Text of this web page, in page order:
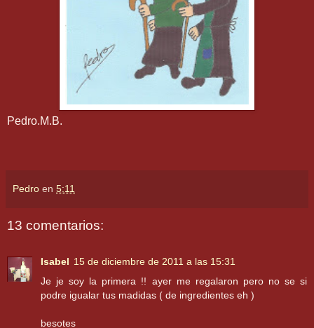
Pedro.M.B.
Pedro en 5:11
13 comentarios:
Isabel 15 de diciembre de 2011 a las 15:31
Je je soy la primera !! ayer me regalaron pero no se si
podre igualar tus madidas ( de ingredientes eh )
besotes